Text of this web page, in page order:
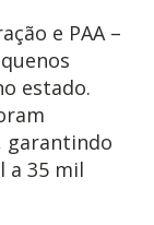
e PAA –
estado.
garantindo
a 35 mil